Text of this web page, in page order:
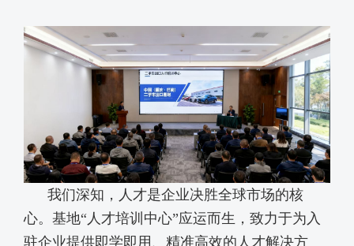
我们深知，人才是企业决胜全球市场的核
心。基地“人才培训中心”应运而生，致力于为入
驻企业提供即学即用、精准高效的人才解决方